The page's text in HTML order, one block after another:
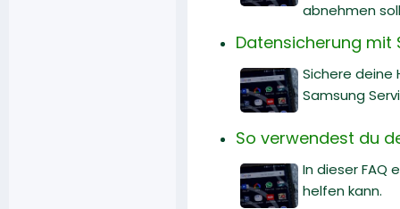
abnehmen
Datensicherung mit
Sichere deine
Samsung
So verwendest du
In dieser FAQ
helfen kann.